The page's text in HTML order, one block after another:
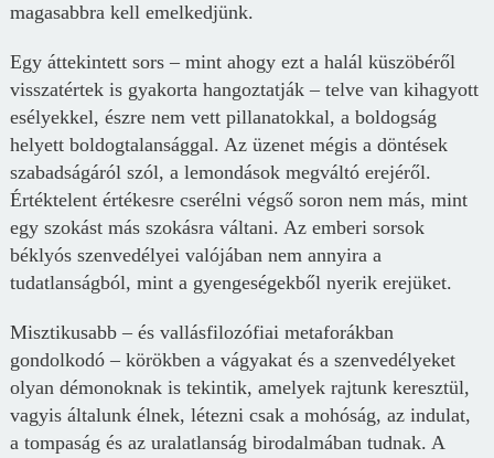
magasabbra kell emelkedjünk.
Egy áttekintett sors – mint ahogy ezt a halál küszöbéről
visszatértek is gyakorta hangoztatják – telve van kihagyott
esélyekkel, észre nem vett pillanatokkal, a boldogság
helyett boldogtalansággal. Az üzenet mégis a döntések
szabadságáról szól, a lemondások megváltó erejéről.
Értéktelent értékesre cserélni végső soron nem más, mint
egy szokást más szokásra váltani. Az emberi sorsok
béklyós szenvedélyei valójában nem annyira a
tudatlanságból, mint a gyengeségekből nyerik erejüket.
Misztikusabb – és vallásfilozófiai metaforákban
gondolkodó – körökben a vágyakat és a szenvedélyeket
olyan démonoknak is tekintik, amelyek rajtunk keresztül,
vagyis általunk élnek, létezni csak a mohóság, az indulat,
a tompaság és az uralatlanság birodalmában tudnak. A